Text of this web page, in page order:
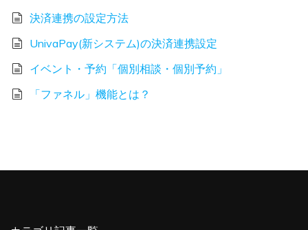
決済連携の設定方法
UnivaPay(新システム)の決済連携設定
イベント・予約「個別相談・個別予約」
「ファネル」機能とは？